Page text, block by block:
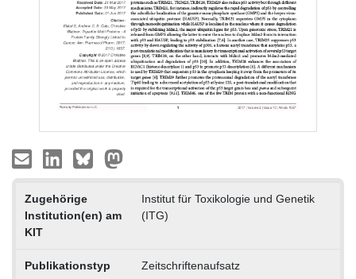
Zugehörige
Institution(en) am
KIT
Institut für Toxikologie und Genetik
(ITG)
Publikationstyp Zeitschriftenaufsatz